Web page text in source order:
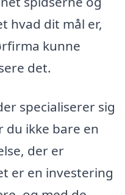
hvad dit mål er,
kunne
det.
specialiserer sig
du ikke bare en
der er
er en investering